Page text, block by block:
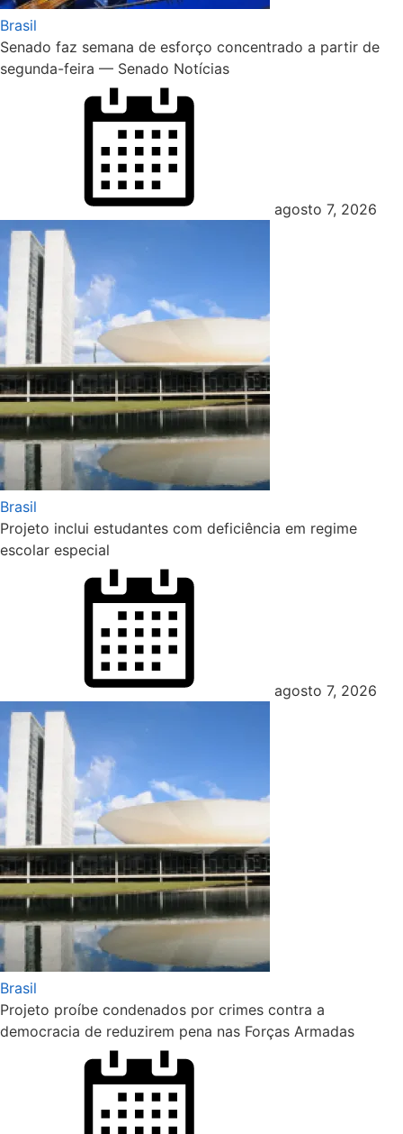
Brasil
Senado faz semana de esforço concentrado a partir de
segunda-feira — Senado Notícias
agosto 7, 2026
Brasil
Projeto inclui estudantes com deficiência em regime
escolar especial
agosto 7, 2026
Brasil
Projeto proíbe condenados por crimes contra a
democracia de reduzirem pena nas Forças Armadas